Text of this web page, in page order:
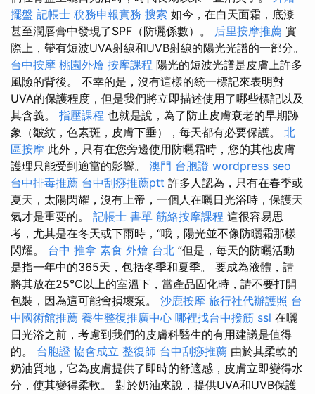
擺盤 記帳士 稅務申報實務 搜索 如今，在白天面霜，底漆
甚至潤唇膏中發現了SPF（防曬係數）。 后里按摩推薦 實
際上，帶有短波UVA射線和UVB射線的陽光光譜的一部分。
台中按摩 桃園外燴 按摩課程 陽光的短波光譜是皮膚上許多
風險的背後。 不幸的是，沒有這樣的統一標記來表明對
UVA的保護程度，但是我們將立即描述使用了哪些標記以及
其含義。 指壓課程 也就是說，為了防止皮膚衰老的早期跡
象（皺紋，色素斑，皮膚下垂），每天都有必要保護。 北
區按摩 此外，只有在您旁邊使用防曬霜時，您的其他皮膚
護理只能受到適當的影響。 澳門 台胞證 wordpress seo
台中排毒推薦 台中刮痧推薦ptt 許多人認為，只有在春季或
夏天，太陽閃耀，沒有上帝，一個人在曬日光浴時，保護天
氣才是重要的。 記帳士 書單 筋絡按摩課程 這很容易思
考，尤其是在冬天或下雨時，“哦，陽光並不像防曬霜那樣
閃耀。 台中 推拿 素食 外燴 台北 ”但是，每天的防曬活動
是指一年中的365天，包括冬季和夏季。 要成為液體，請
將其放在25°C以上的室溫下，當產品固化時，請不要打開
包裝，因為這可能會損壞泵。 沙鹿按摩 旅行社代辦護照 台
中國術館推薦 養生整復推廣中心 哪裡找台中撥筋 ssl 在曬
日光浴之前，考慮到我們的皮膚科醫生的有用建議是值得
的。 台胞證 協會成立 整復師 台中刮痧推薦 由於其柔軟的
奶油質地，它為皮膚提供了即時的舒適感，皮膚立即變得水
分，使其變得柔軟。 對於奶油來說，提供UVA和UVB保護